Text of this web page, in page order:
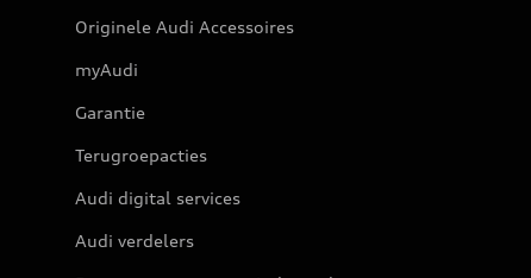
Originele Audi Accessoires
myAudi
Garantie
Terugroepacties
Audi digital services
Audi verdelers